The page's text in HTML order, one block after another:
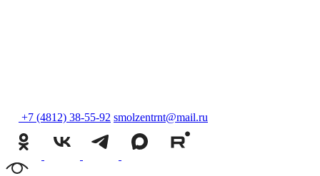
+7 (4812) 38-55-92 smolzentrnt@mail.ru